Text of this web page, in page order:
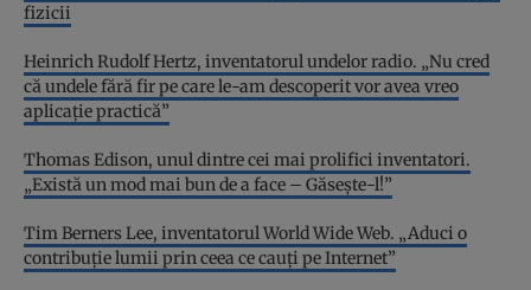
fizicii
Heinrich Rudolf Hertz, inventatorul undelor radio. „Nu cred
că undele fără fir pe care le-am descoperit vor avea vreo
aplicație practică”
Thomas Edison, unul dintre cei mai prolifici inventatori.
„Există un mod mai bun de a face – Găsește-l!”
Tim Berners Lee, inventatorul World Wide Web. „Aduci o
contribuție lumii prin ceea ce cauți pe Internet”